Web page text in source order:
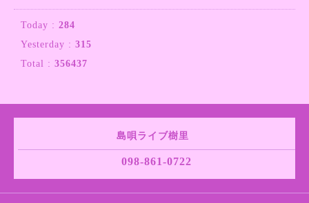
Today : 284
Yesterday : 315
Total : 356437
島唄ライブ樹里
098-861-0722